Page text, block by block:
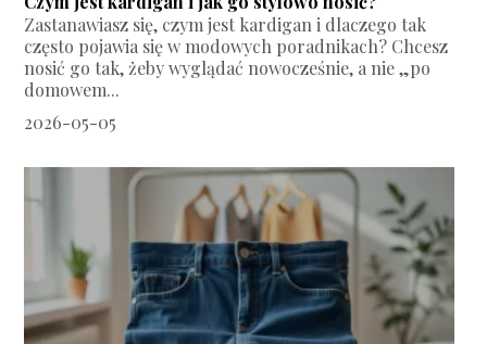
Zastanawiasz się, czym jest kardigan i dlaczego tak
często pojawia się w modowych poradnikach? Chcesz
nosić go tak, żeby wyglądać nowocześnie, a nie „po
domowem...
2026-05-05